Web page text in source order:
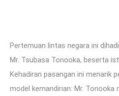
Pertemuan lintas negara ini
Mr. Tsubasa Tonooka, beserta
Kehadiran pasangan ini menarik
model kemandirian: Mr. Tonooka